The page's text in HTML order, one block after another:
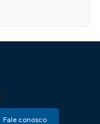
Fale conosco